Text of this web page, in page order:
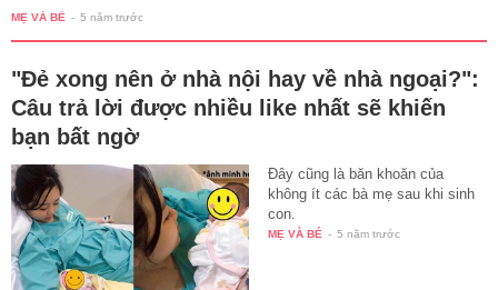
MẸ VÀ BÉ - 5 năm trước
"Đẻ xong nên ở nhà nội hay về nhà ngoại?":
Câu trả lời được nhiều like nhất sẽ khiến
bạn bất ngờ
Đây cũng là băn khoăn của
không ít các bà mẹ sau khi sinh
con.
MẸ VÀ BÉ - 5 năm trước